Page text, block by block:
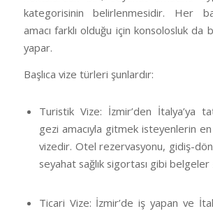
kategorisinin belirlenmesidir. Her
amacı farklı olduğu için konsolosluk da
yapar.
Başlıca vize türleri şunlardır:
Turistik Vize: İzmir’den İtalya’ya
gezi amacıyla gitmek isteyenlerin
vizedir. Otel rezervasyonu, gidiş-
seyahat sağlık sigortası gibi
Ticari Vize: İzmir’de iş yapan ve